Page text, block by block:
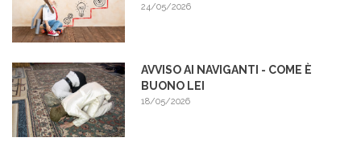
24/05/2026
AVVISO AI NAVIGANTI - COME È
BUONO LEI
18/05/2026